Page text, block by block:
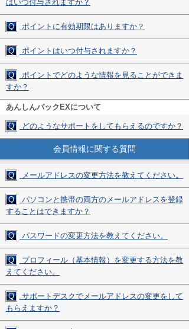
はいつ付与されますか？
Q ポイントに有効期限はありますか？
Q ポイントはいつ付与されますか？
Q
ポイントでどのような情報を見ることができま
すか？
あんしんパックEXについて
Q どのようなサポートをしてもらえるのですか？
会員情報に関する質問
Q メールアドレスの変更方法を教えてください。
Q
パソコンと携帯の両方のメールアドレスを登録
することはできますか？
Q パスワードの変更方法を教えてください。
Q
プロフィール（基本情報）を変更する方法を教
えてください。
Q
サポートデスクでメールアドレスの変更をして
もらえますか？